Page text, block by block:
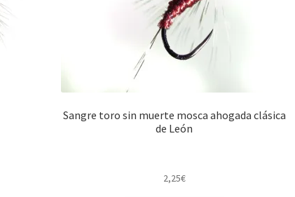
Sangre toro sin muerte mosca ahogada clásica
de León
2,25€